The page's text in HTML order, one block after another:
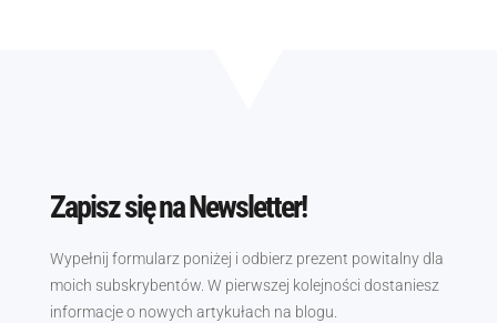
Zapisz się na Newsletter!
Wypełnij formularz poniżej i odbierz prezent powitalny dla
moich subskrybentów. W pierwszej kolejności dostaniesz
informacje o nowych artykułach na blogu.